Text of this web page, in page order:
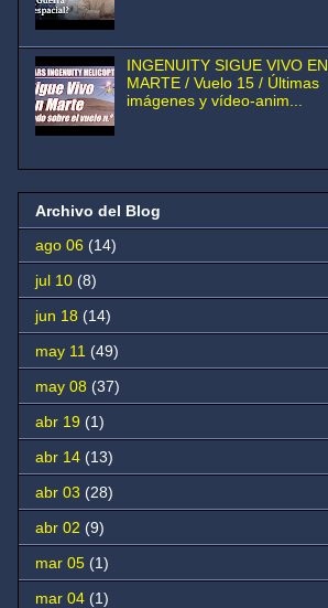
INGENUITY SIGUE VIVO EN
MARTE / Vuelo 15 / Últimas
imágenes y vídeo-anim...
Archivo del Blog
ago 06 (14)
jul 10 (8)
jun 18 (14)
may 11 (49)
may 08 (37)
abr 19 (1)
abr 14 (13)
abr 03 (28)
abr 02 (9)
mar 05 (1)
mar 04 (1)